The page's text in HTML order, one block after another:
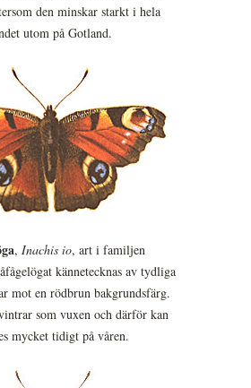
den minskar starkt i hela
utom på Gotland.
, Inachis io, art i familjen
kännetecknas av tydliga
mot en rödbrun bakgrundsfärg.
som vuxen och därför kan
mycket tidigt på våren.